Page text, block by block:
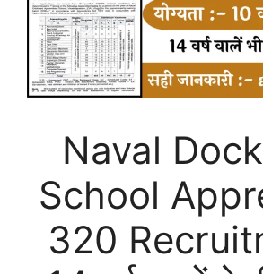
Naval
School
320